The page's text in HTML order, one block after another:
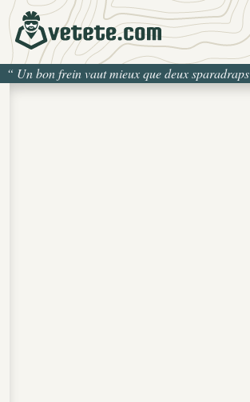
“ Un bon frein vaut mieux que deux sparadraps